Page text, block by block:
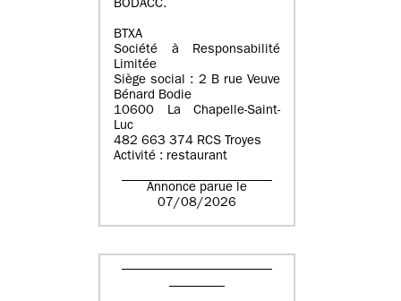
BODACC.
BTXA
Société à Responsabilité
Limitée
Siège social : 2 B rue Veuve
Bénard Bodie
10600 La Chapelle-Saint-
Luc
482 663 374 RCS Troyes
Activité : restaurant
Annonce parue le
07/08/2026